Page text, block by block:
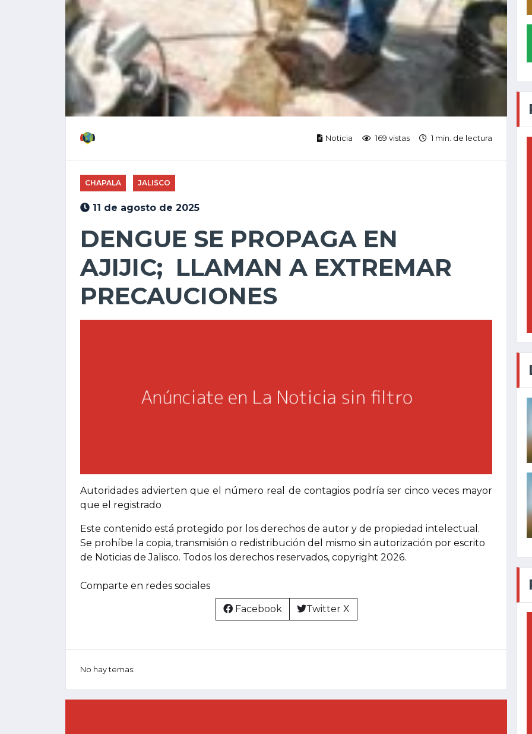
Noticia 169 vistas 1 min. de lectura
CHAPALA JALISCO
11 de agosto de 2025
DENGUE SE PROPAGA EN
AJIJIC; LLAMAN A EXTREMAR
PRECAUCIONES
Autoridades advierten que el número real de contagios podría ser cinco veces mayor
que el registrado
Este contenido está protegido por los derechos de autor y de propiedad intelectual.
Se prohíbe la copia, transmisión o redistribución del mismo sin autorización por escrito
de Noticias de Jalisco. Todos los derechos reservados, copyright 2026.
Comparte en redes sociales
Facebook Twitter X
No hay temas: